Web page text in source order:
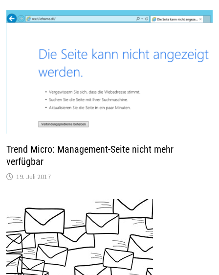
Trend Micro: Management-Seite nicht mehr
verfügbar
19. Juli 2017